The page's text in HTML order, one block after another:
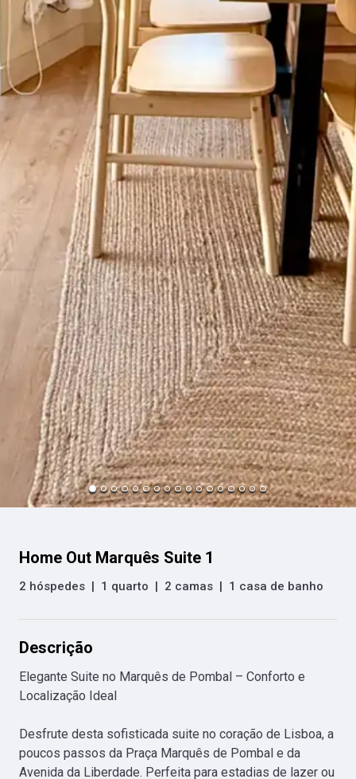
Home Out Marquês Suite 1
2 hóspedes | 1 quarto | 2 camas | 1 casa de banho
Descrição
Elegante Suite no Marquês de Pombal – Conforto e
Localização Ideal
Desfrute desta sofisticada suite no coração de Lisboa, a
poucos passos da Praça Marquês de Pombal e da
Avenida da Liberdade. Perfeita para estadias de lazer ou